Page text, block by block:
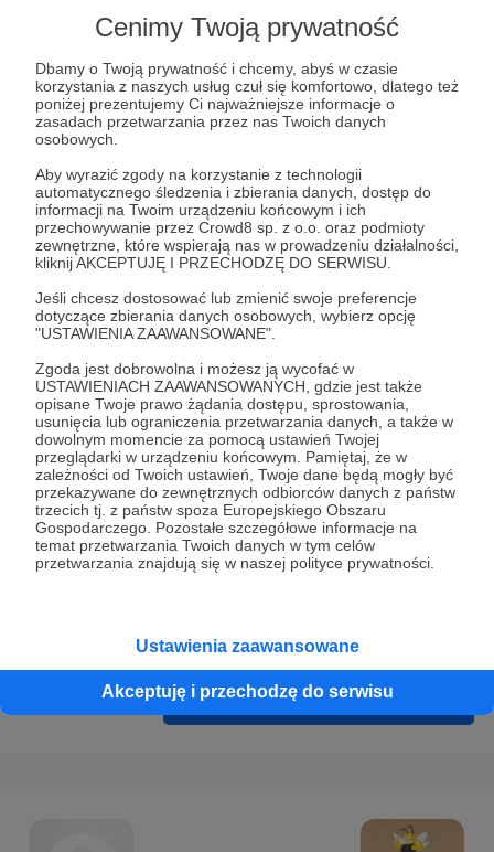
Cenimy Twoją prywatność
Dbamy o Twoją prywatność i chcemy, abyś w czasie
korzystania z naszych usług czuł się komfortowo, dlatego też
poniżej prezentujemy Ci najważniejsze informacje o
zasadach przetwarzania przez nas Twoich danych
osobowych.
Aby wyrazić zgody na korzystanie z technologii
automatycznego śledzenia i zbierania danych, dostęp do
informacji na Twoim urządzeniu końcowym i ich
przechowywanie przez Crowd8 sp. z o.o. oraz podmioty
zewnętrzne, które wspierają nas w prowadzeniu działalności,
kliknij AKCEPTUJĘ I PRZECHODZĘ DO SERWISU.
Jeśli chcesz dostosować lub zmienić swoje preferencje
dotyczące zbierania danych osobowych, wybierz opcję
"USTAWIENIA ZAAWANSOWANE".
Zgoda jest dobrowolna i możesz ją wycofać w
USTAWIENIACH ZAAWANSOWANYCH, gdzie jest także
opisane Twoje prawo żądania dostępu, sprostowania,
usunięcia lub ograniczenia przetwarzania danych, a także w
dowolnym momencie za pomocą ustawień Twojej
przeglądarki w urządzeniu końcowym. Pamiętaj, że w
zależności od Twoich ustawień, Twoje dane będą mogły być
przekazywane do zewnętrznych odbiorców danych z państw
trzecich tj. z państw spoza Europejskiego Obszaru
Gospodarczego. Pozostałe szczegółowe informacje na
temat przetwarzania Twoich danych w tym celów
przetwarzania znajdują się w naszej polityce prywatności.
Ustawienia zaawansowane
Akceptuję i przechodzę do serwisu
wyrażenia sprzeciwu wobec przetwarzania Twoich danych
osobowych. Rejestracja dla osób niepełnoletnich możliwa
jest po przekazaniu podpisanego formularza "Zgodna na
założenie konta przez osobę niepełnoletnią", formularz
dostępny jest na stronie regulaminu Patronite.pl.
* Zapoznałem się i akceptujęRegulaminserwisu oraz
Prywatności.
* Wyrażam zgodę na przetwarzanie moich danych
osobowych podanych w formularzu rejestracyjnym w celu
prawidłowego świadczenia usług serwisu Patronite.
Wyrażam zgodę na otrzymywanie drogą elektroniczną
informacji handlowych - newslettera. Opcja ta może zostać
zmieniona w ustawieniach konta.
Cofnij Zarejestruj się i przejdź dalej